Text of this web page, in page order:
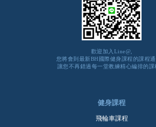
歡迎加入Line@,
您將會到最新BH國際健身課程的課程通
讓您不再錯過每一堂教練精心編排的課
健身課程
飛輪車課程